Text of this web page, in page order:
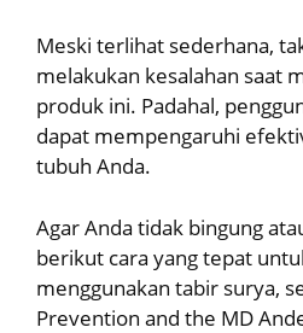
Meski terlihat sederhana,
melakukan kesalahan saat
produk ini. Padahal,
dapat mempengaruhi
tubuh Anda.
Agar Anda tidak bingung
berikut cara yang tepat
menggunakan tabir surya,
Prevention and the MD